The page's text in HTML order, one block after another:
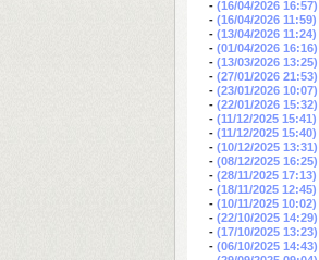
- (16/04/2026 16:57)
- (16/04/2026 11:59)
- (13/04/2026 11:24)
- (01/04/2026 16:16)
- (13/03/2026 13:25)
- (27/01/2026 21:53)
- (23/01/2026 10:07)
- (22/01/2026 15:32)
- (11/12/2025 15:41)
- (11/12/2025 15:40)
- (10/12/2025 13:31)
- (08/12/2025 16:25)
- (28/11/2025 17:13)
- (18/11/2025 12:45)
- (10/11/2025 10:02)
- (22/10/2025 14:29)
- (17/10/2025 13:23)
- (06/10/2025 14:43)